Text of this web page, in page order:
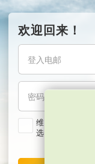
欢迎回来！
维持我的登入
选)